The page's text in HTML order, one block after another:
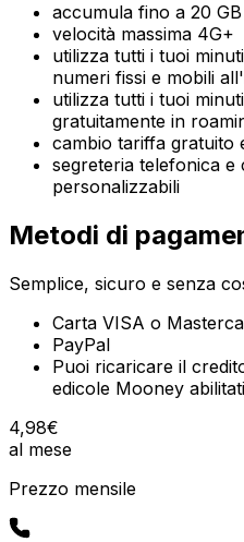
accumula fino a 20
velocità massima 4G+
utilizza tutti i tuoi
numeri fissi e mobili
utilizza tutti i tuoi
gratuitamente in
cambio tariffa gratuito
segreteria telefonica
personalizzabili
Metodi di
Semplice, sicuro e senza
Carta VISA o
PayPal
Puoi ricaricare il
edicole Mooney
4,98€
al mese
Prezzo mensile